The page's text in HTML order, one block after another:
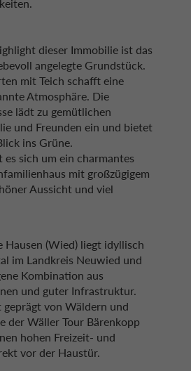
dieser Immobilie ist das
angelegte Grundstück.
mit Teich schafft eine
Atmosphäre. Die
lädt zu gemütlichen
und Freunden ein und bietet
ins Grüne.
es sich um ein charmantes
mit großzügigem
Aussicht und viel
Hausen (Wied) liegt idyllisch
im Landkreis Neuwied und
Kombination aus
und guter Infrastruktur.
geprägt von Wäldern und
der Wäller Tour Bärenkopp
hohen Freizeit- und
vor der Haustür.